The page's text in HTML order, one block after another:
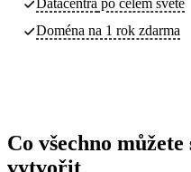
Datacentra po celém světě
Doména na 1 rok zdarma
Co všechno